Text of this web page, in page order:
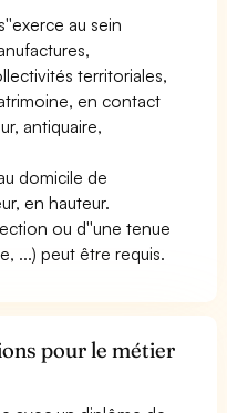
au sein
territoriales,
en contact
antiquaire,
domicile de
en hauteur.
ou d''une tenue
...) peut être requis.
pour le métier